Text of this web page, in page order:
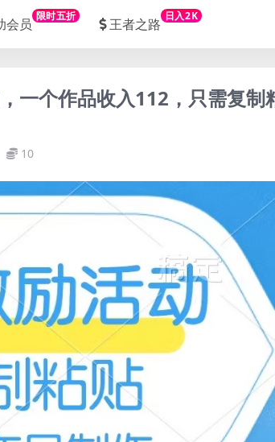
会员 限时五折 王者之路 日入2K
一个作品收入112，只需复制
10